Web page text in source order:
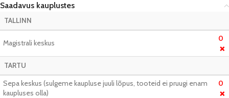
Saadavus kauplustes
TALLINN
Magistrali keskus 0
❌
TARTU
Sepa keskus (sulgeme kaupluse juuli lõpus, tooteid ei pruugi enam
kaupluses olla)
0
❌